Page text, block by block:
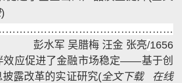
)
彭水军 吴腊梅 汪金 张亮/1656
效应促进了金融市场稳定——基于创
露改革的实证研究(全文下载
在线